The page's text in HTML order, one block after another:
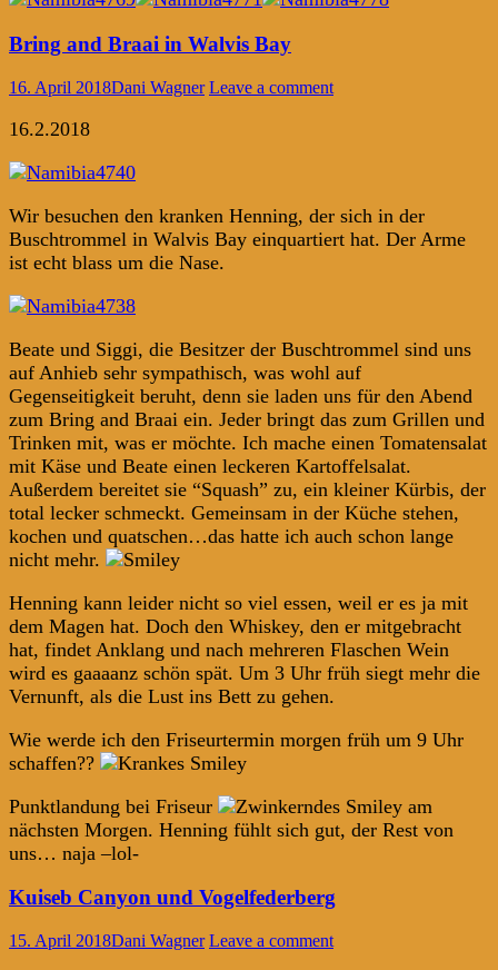
Bring and Braai in Walvis Bay
16. April 2018Dani Wagner Leave a comment
16.2.2018
Wir besuchen den kranken Henning, der sich in der
Buschtrommel in Walvis Bay einquartiert hat. Der Arme
ist echt blass um die Nase.
Beate und Siggi, die Besitzer der Buschtrommel sind uns
auf Anhieb sehr sympathisch, was wohl auf
Gegenseitigkeit beruht, denn sie laden uns für den Abend
zum Bring and Braai ein. Jeder bringt das zum Grillen und
Trinken mit, was er möchte. Ich mache einen Tomatensalat
mit Käse und Beate einen leckeren Kartoffelsalat.
Außerdem bereitet sie “Squash” zu, ein kleiner Kürbis, der
total lecker schmeckt. Gemeinsam in der Küche stehen,
kochen und quatschen…das hatte ich auch schon lange
nicht mehr.
Henning kann leider nicht so viel essen, weil er es ja mit
dem Magen hat. Doch den Whiskey, den er mitgebracht
hat, findet Anklang und nach mehreren Flaschen Wein
wird es gaaaanz schön spät. Um 3 Uhr früh siegt mehr die
Vernunft, als die Lust ins Bett zu gehen.
Wie werde ich den Friseurtermin morgen früh um 9 Uhr
schaffen??
Punktlandung bei Friseur
am
nächsten Morgen. Henning fühlt sich gut, der Rest von
uns… naja –lol-
Kuiseb Canyon und Vogelfederberg
15. April 2018Dani Wagner Leave a comment